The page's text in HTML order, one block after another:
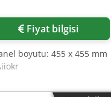
Fiyat bilgisi
boyutu: 455 x 455 mm